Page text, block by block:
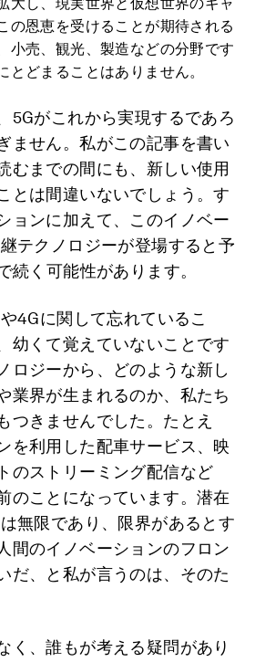
の恩恵を受けることが期待される
小売、観光、製造などの分野です
とどまることはありません。
5Gがこれから実現するであろ
ません。私がこの記事を書い
むまでの間にも、新しい使用
とは間違いないでしょう。す
ョンに加えて、このイノベー
テクノロジーが登場すると予
続く可能性があります。
4Gに関して忘れているこ
幼くて覚えていないことです
ロジーから、どのような新し
業界が生まれるのか、私たち
つきませんでした。たとえ
を利用した配車サービス、映
のストリーミング配信など
のことになっています。潜在
無限であり、限界があるとす
間のイノベーションのフロン
だ、と私が言うのは、そのた
く、誰もが考える疑問があり